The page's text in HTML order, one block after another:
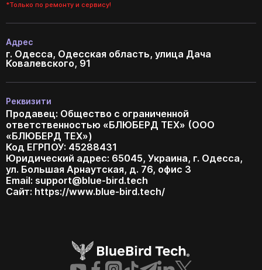
*Только по ремонту и сервису!
Адрес
г. Одесса, Одесская область, улица Дача
Ковалевского, 91
Реквизити
Продавец: Общество с ограниченной
ответственностью «БЛЮБЕРД ТЕХ» (ООО
«БЛЮБЕРД ТЕХ»)
Код ЕГРПОУ: 45288431
Юридический адрес: 65045, Украина, г. Одесса,
ул. Большая Арнаутская, д. 76, офис 3
Email: support@blue-bird.tech
Сайт: https://www.blue-bird.tech/